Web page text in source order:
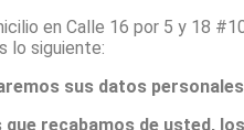
en Calle 16 por 5 y 18
lo siguiente:
sus datos
recabamos de usted,